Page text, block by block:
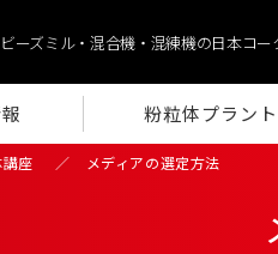
ビーズミル・混合機・混練機の日本コー
粉粒体プラント
座 メディアの選定方法